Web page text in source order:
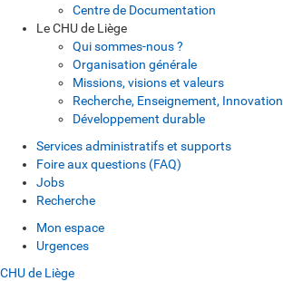
Centre de Documentation
Le CHU de Liège
Qui sommes-nous ?
Organisation générale
Missions, visions et valeurs
Recherche, Enseignement, Innovation
Développement durable
Services administratifs et supports
Foire aux questions (FAQ)
Jobs
Recherche
Mon espace
Urgences
CHU de Liège